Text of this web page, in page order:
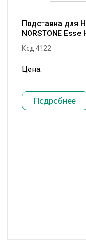
Подставка для
NORSTONE Esse
Код:4122
Цена:
Подробнее